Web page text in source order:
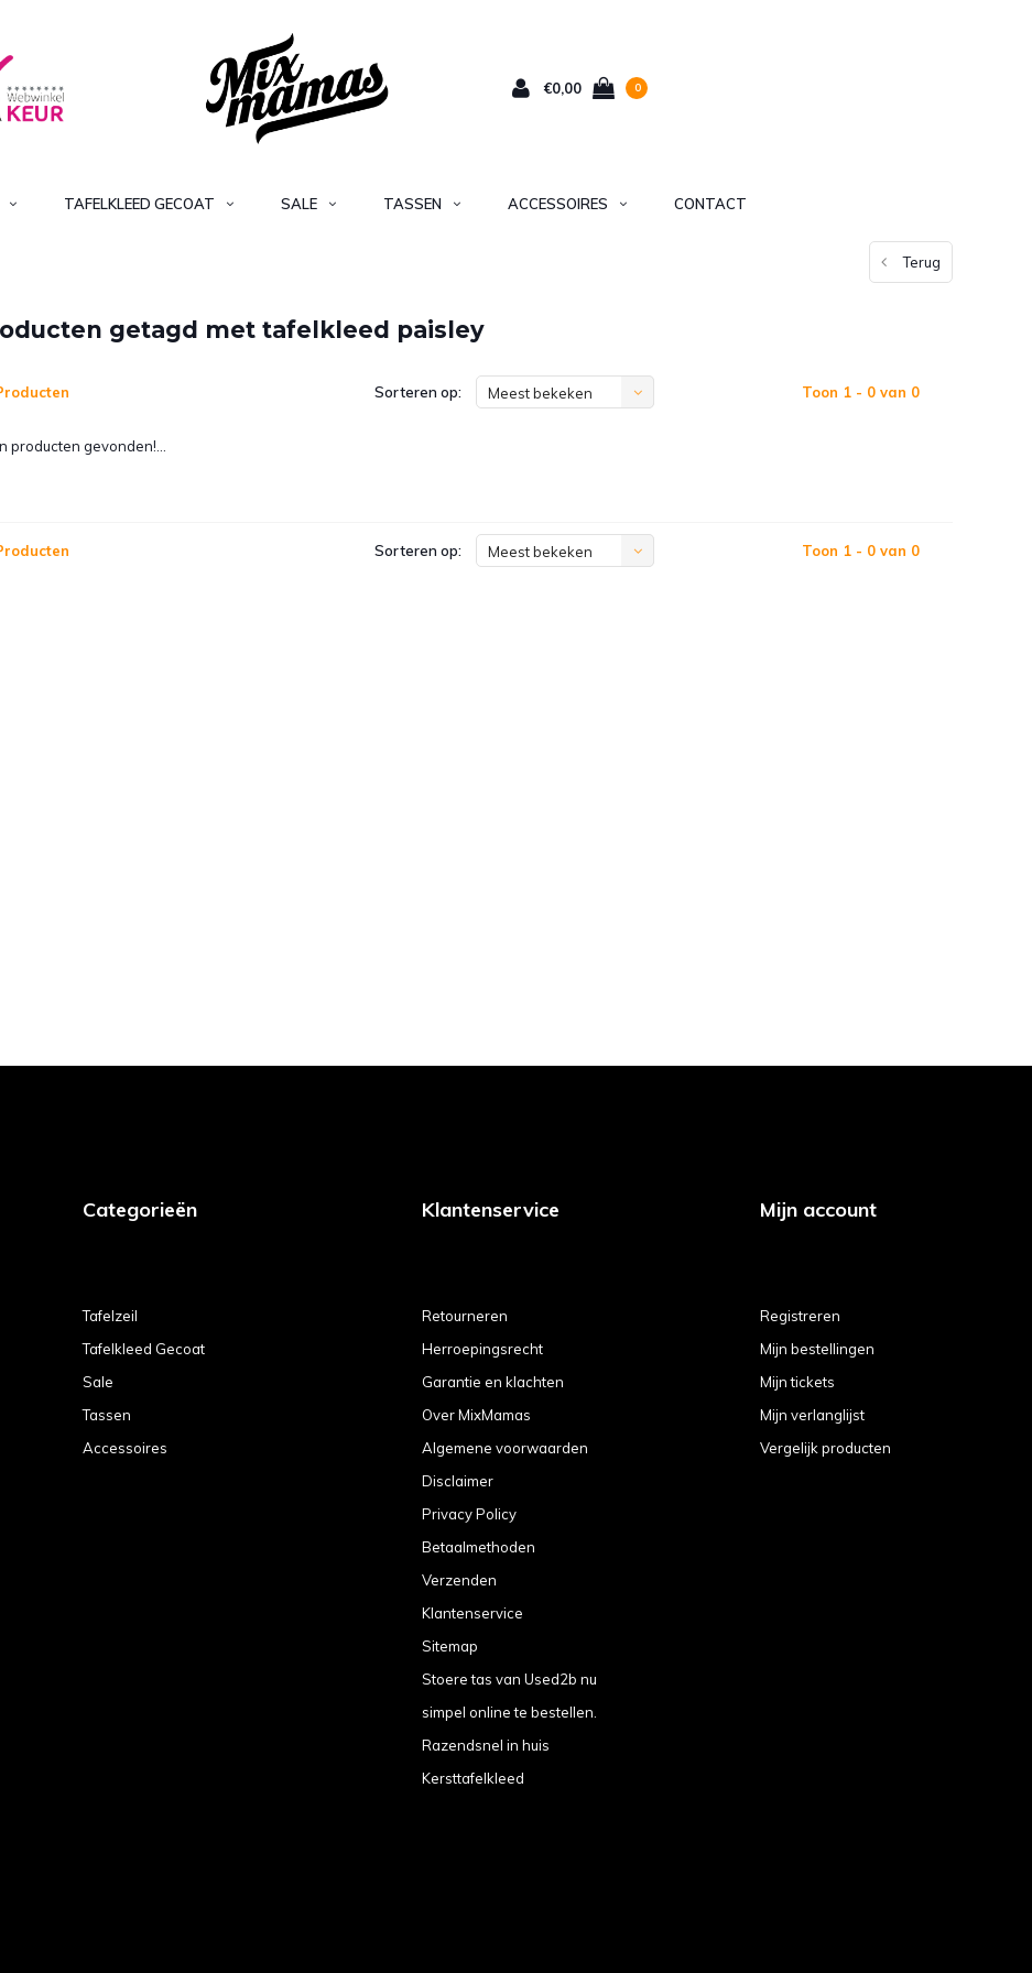
€0,00 0
TAFELKLEED GECOAT SALE TASSEN ACCESSOIRES CONTACT
Terug
getagd met tafelkleed paisley
Sorteren op: Meest bekeken Toon 1 - 0 van 0
producten gevonden!...
Sorteren op: Meest bekeken Toon 1 - 0 van 0
Categorieën
Tafelzeil
Tafelkleed Gecoat
Sale
Tassen
Accessoires
Klantenservice
Retourneren
Herroepingsrecht
Garantie en klachten
Over MixMamas
Algemene voorwaarden
Disclaimer
Privacy Policy
Betaalmethoden
Verzenden
Klantenservice
Sitemap
Stoere tas van Used2b nu
simpel online te bestellen.
Razendsnel in huis
Kersttafelkleed
Mijn account
Registreren
Mijn bestellingen
Mijn tickets
Mijn verlanglijst
Vergelijk producten